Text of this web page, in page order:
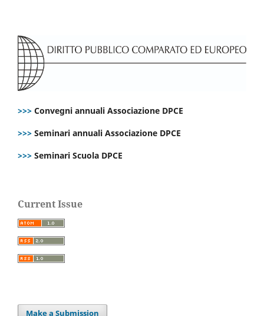
>>> Convegni annuali Associazione DPCE
>>> Seminari annuali Associazione DPCE
>>> Seminari Scuola DPCE
Current Issue
Make a Submission